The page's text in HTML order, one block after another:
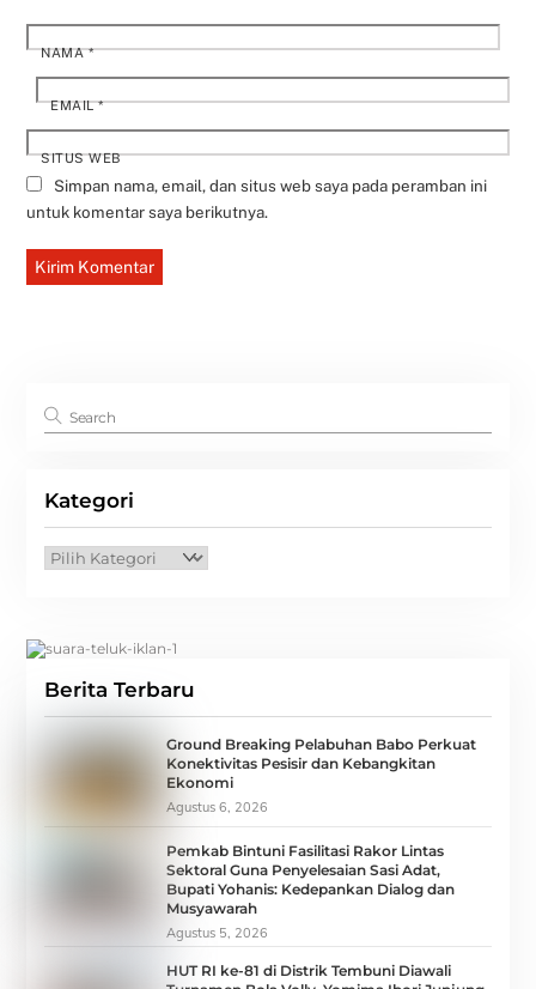
NAMA*
EMAIL*
SITUS WEB
Simpan nama, email, dan situs web saya pada peramban ini
untuk komentar saya berikutnya.
Kategori
Kategori
Berita Terbaru
Ground Breaking Pelabuhan Babo Perkuat
Konektivitas Pesisir dan Kebangkitan
Ekonomi
Agustus 6, 2026
Pemkab Bintuni Fasilitasi Rakor Lintas
Sektoral Guna Penyelesaian Sasi Adat,
Bupati Yohanis: Kedepankan Dialog dan
Musyawarah
Agustus 5, 2026
HUT RI ke-81 di Distrik Tembuni Diawali